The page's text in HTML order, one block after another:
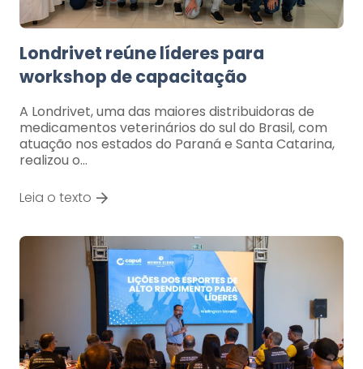
Londrivet reúne líderes para
workshop de capacitação
A Londrivet, uma das maiores distribuidoras de
medicamentos veterinários do sul do Brasil, com
atuação nos estados do Paraná e Santa Catarina,
realizou o…
Leia o texto